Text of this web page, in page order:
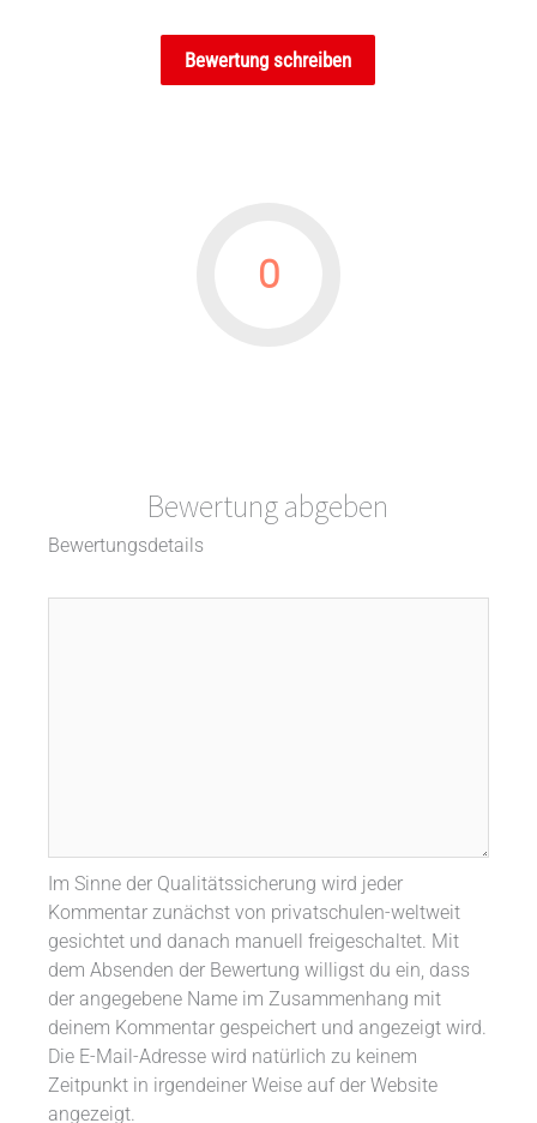
Bewertung schreiben
0
Bewertung abgeben
Bewertungsdetails
Im Sinne der Qualitätssicherung wird jeder
Kommentar zunächst von privatschulen-weltweit
gesichtet und danach manuell freigeschaltet. Mit
dem Absenden der Bewertung willigst du ein, dass
der angegebene Name im Zusammenhang mit
deinem Kommentar gespeichert und angezeigt wird.
Die E-Mail-Adresse wird natürlich zu keinem
Zeitpunkt in irgendeiner Weise auf der Website
angezeigt.